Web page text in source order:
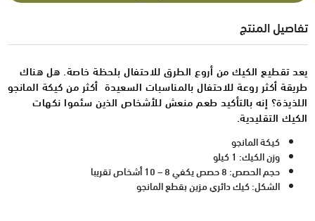
تفاصيل المنتج
يعد تقطيع الكيك من أروع الطرق للاحتفال بلحظة خاصة. هل هناك
طريقة أكثر روعة للاحتفال بالمناسبات السعيدة أكثر من كيكة المانجو
اللذيذة؟ إنه بالتأكيد طعم منعش للأشخاص الذين سئموا نكهات
الكيك التقليدية.
كيكة المانجو
وزن الكيك: 1 كيلو
حجم الحصص: 8 حصص يكفي 8 – 10 أشخاص تقريبا
الشكل: كيك دائري مزين بقطع المانجو